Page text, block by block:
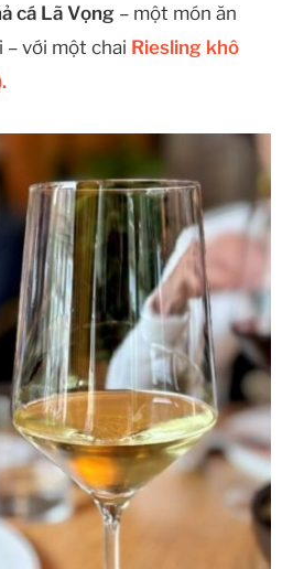
cá Lã Vọng – một món ăn
– với một chai Riesling khô